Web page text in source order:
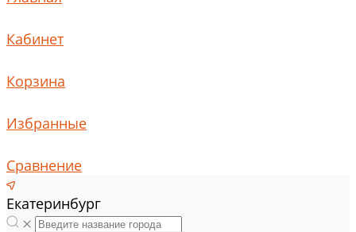
Кабинет
Корзина
Избранные
Сравнение
Екатеринбург